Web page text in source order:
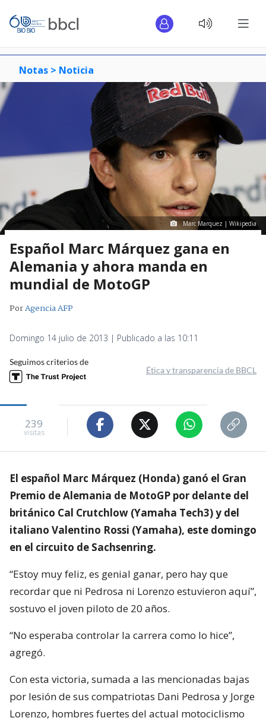
Notas > Noticia
Marc Marquez | Wikipedia
Español Marc Márquez gana en
Alemania y ahora manda en
mundial de MotoGP
PorAgencia AFP
Domingo 14 julio de 2013 | Publicado a las 10:11
Seguimos criterios de
Ética y transparencia de BBCL
239
visitas
El español Marc Márquez (Honda) ganó el Gran
Premio de Alemania de MotoGP por delante del
británico Cal Crutchlow (Yamaha Tech3) y del
italiano Valentino Rossi (Yamaha), este domingo
en el circuito de Sachsenring.
“Estoy muy feliz, es genial ganar, pero hay que
recordar que ni Pedrosa ni Lorenzo estuvieron aquí”,
sostuvo el joven piloto de 20 años.
“No esperaba controlar la carrera como lo hice”,
agregó.
Con esta victoria, sumada a las mencionadas bajas
por lesión de sus compatriotas Dani Pedrosa y Jorge
Lorenzo, hombres fuertes del actual motociclismo